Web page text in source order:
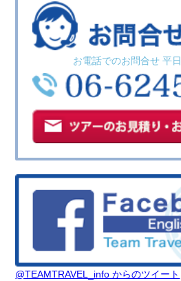
お電話でのお問合せ 平
@TEAMTRAVEL_info からのツイート